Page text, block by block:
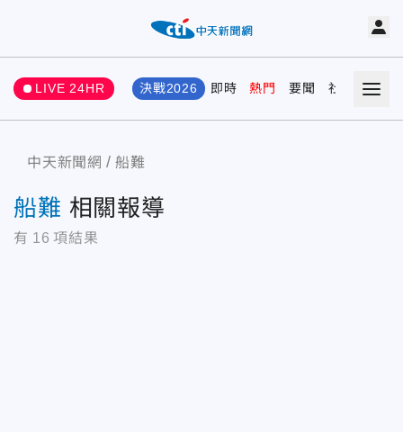
LIVE 24HR 決戰2026 即時 熱門 要聞 社會 娛樂
中天新聞網 船難
船難 相關報導
有 16 項結果